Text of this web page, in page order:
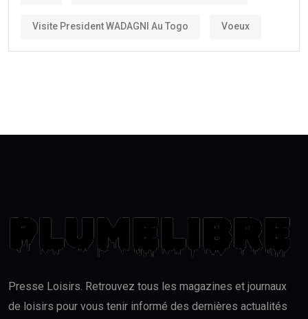
Visite President WADAGNI Au Togo Voeux
Presse Loisirs. Retrouvez tous les magazines et journaux
de loisirs pour vous tenir informé des dernières actualités